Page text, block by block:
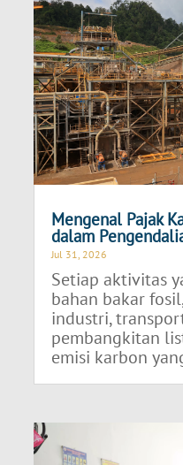
Mengenal Pajak
dalam
Jul 31, 2026
Setiap aktivitas
bahan bakar
industri,
pembangkitan
emisi karbon